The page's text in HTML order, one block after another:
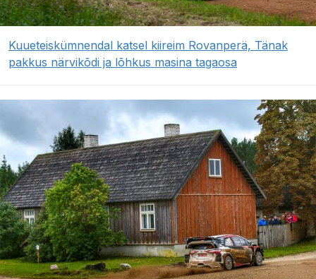
Kuueteiskümnendal katsel kiireim Rovanperä, Tänak
pakkus närvikõdi ja lõhkus masina tagaosa